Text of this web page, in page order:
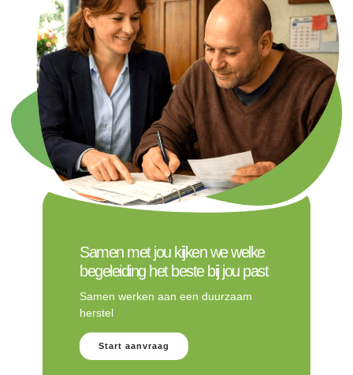
Samen met jou kijken we welke
begeleiding het beste bij jou past
Samen werken aan een duurzaam
herstel
Start aanvraag